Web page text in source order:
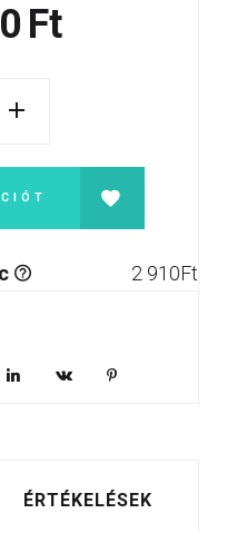
Ft
Ft
2 910
LinkedIn VKontakte
ÉRTÉKELÉSEK